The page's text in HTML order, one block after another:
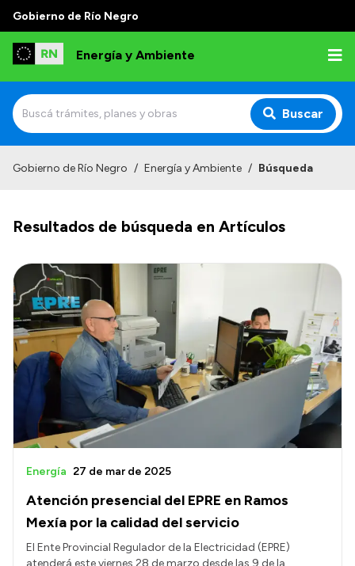
Gobierno de Río Negro
Energía y Ambiente
Buscar
Misión
Autoridades
Normativa
Reportes
Transparencia
Presupuesto
Boletín Oficial
Compras y licitaciones
Consulta de pago a proveedores
Convocatorias
Gobierno de Río Negro / Energía y Ambiente / Búsqueda
Resultados de búsqueda en Artículos
Atención presencial del EPRE en Ramos
Mexía por la calidad del servicio
Energía 27 de mar de 2025
El Ente Provincial Regulador de la Electricidad (EPRE)
atenderá este viernes 28 de marzo desde las 9 de la